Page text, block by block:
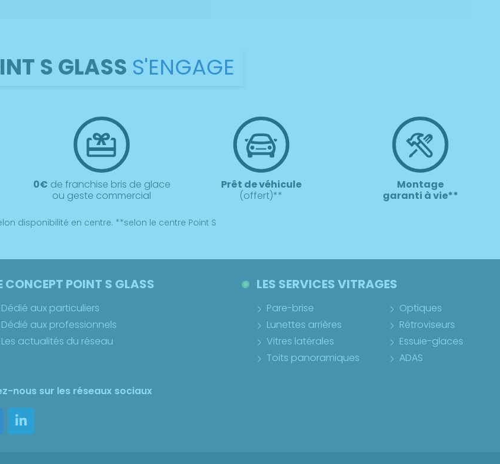
S GLASS S'ENGAGE
0€ de franchise bris de glace
ou geste commercial
Prêt de véhicule
(offert)**
Montage
garanti à vie**
disponibilité en centre. **selon le centre Point S
CONCEPT POINT S GLASS
Dédié aux particuliers
Dédié aux professionnels
Les actualités du réseau
LES SERVICES VITRAGES
Pare-brise
Lunettes arrières
Vitres latérales
Toits panoramiques
Optiques
Rétroviseurs
Essuie-glaces
ADAS
nous sur les réseaux sociaux